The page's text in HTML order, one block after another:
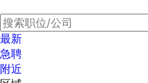
最新
急聘
附近